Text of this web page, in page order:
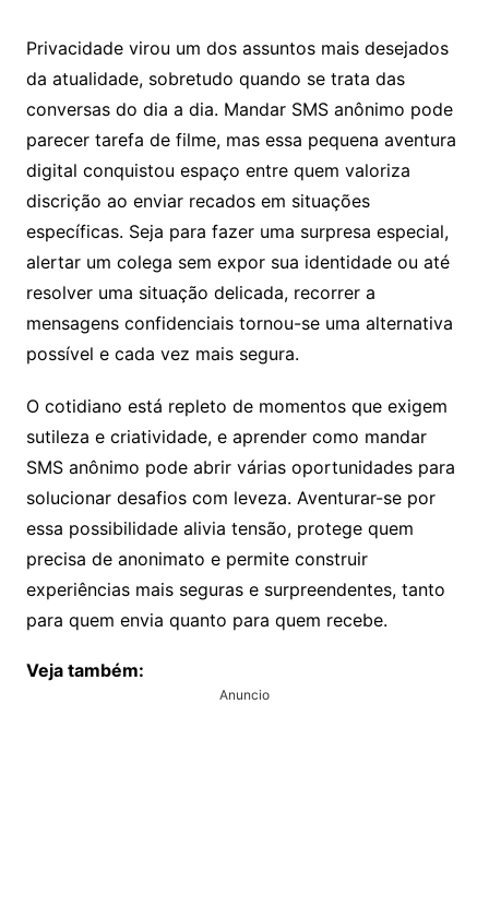
Privacidade virou um dos assuntos mais desejados
da atualidade, sobretudo quando se trata das
conversas do dia a dia. Mandar SMS anônimo pode
parecer tarefa de filme, mas essa pequena aventura
digital conquistou espaço entre quem valoriza
discrição ao enviar recados em situações
específicas. Seja para fazer uma surpresa especial,
alertar um colega sem expor sua identidade ou até
resolver uma situação delicada, recorrer a
mensagens confidenciais tornou-se uma alternativa
possível e cada vez mais segura.
O cotidiano está repleto de momentos que exigem
sutileza e criatividade, e aprender como mandar
SMS anônimo pode abrir várias oportunidades para
solucionar desafios com leveza. Aventurar-se por
essa possibilidade alivia tensão, protege quem
precisa de anonimato e permite construir
experiências mais seguras e surpreendentes, tanto
para quem envia quanto para quem recebe.
Veja também:
Anuncio